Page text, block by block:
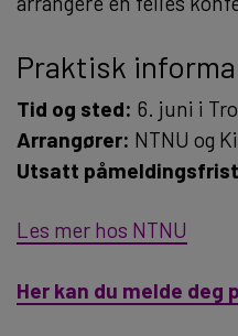
Praktisk
Tid og sted: 6. juni i
Arrangører: NTNU og
Utsatt
Les mer hos NTNU
Her kan du melde deg